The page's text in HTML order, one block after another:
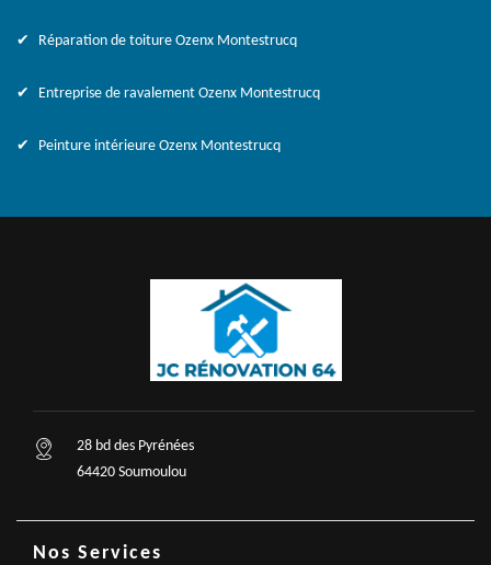
Réparation de toiture Ozenx Montestrucq
Entreprise de ravalement Ozenx Montestrucq
Peinture intérieure Ozenx Montestrucq
28 bd des Pyrénées
64420 Soumoulou
Nos Services